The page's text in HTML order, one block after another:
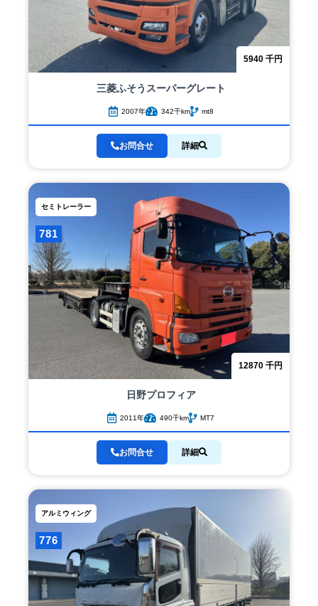
5940 千円
三菱ふそう スーパーグレート
2007年 342千km mt8
お問合せ 詳細
12870 千円
781
セミトレーラー
日野プロフィア
2011年 490千km MT7
お問合せ 詳細
776
アルミウィング